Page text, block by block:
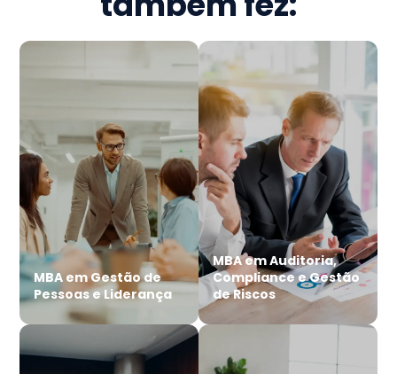
MBA em Gestão de
Pessoas e Liderança
MBA em Auditoria,
Compliance e Gestão
de Riscos